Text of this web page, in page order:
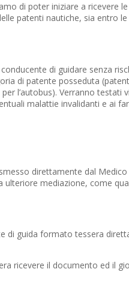
di poter iniziare a ricevere le
patenti nautiche, sia entro
di guidare senza
di patente posseduta
l’autobus). Verranno testati
malattie invalidanti e ai
direttamente dal Medico
ulteriore mediazione, come
di guida formato tessera
ricevere il documento ed il